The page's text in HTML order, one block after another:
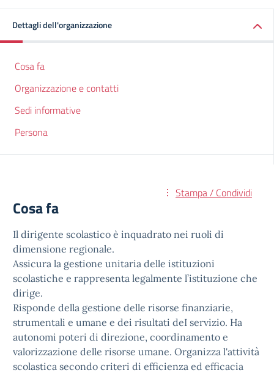
Dettagli dell'organizzazione
Cosa fa
Organizzazione e contatti
Sedi informative
Persona
Stampa / Condividi
Cosa fa
Il dirigente scolastico è inquadrato nei ruoli di
dimensione regionale.
Assicura la gestione unitaria delle istituzioni
scolastiche e rappresenta legalmente l’istituzione che
dirige.
Risponde della gestione delle risorse finanziarie,
strumentali e umane e dei risultati deI servizio. Ha
autonomi poteri di direzione, coordinamento e
valorizzazione delle risorse umane. Organizza l'attività
scolastica secondo criteri di efficienza ed efficacia